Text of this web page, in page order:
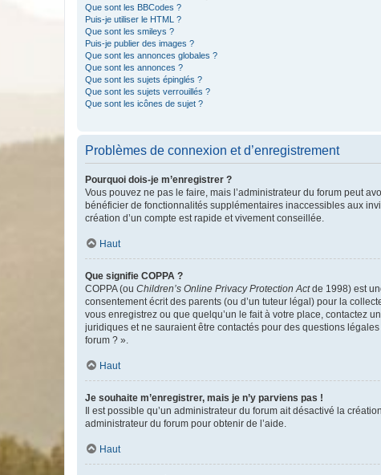
Que sont les BBCodes ?
Puis-je utiliser le HTML ?
Que sont les smileys ?
Puis-je publier des images ?
Que sont les annonces globales ?
Que sont les annonces ?
Que sont les sujets épinglés ?
Que sont les sujets verrouillés ?
Que sont les icônes de sujet ?
Problèmes de connexion et d’enregistrement
Pourquoi dois-je m’enregistrer ?
Vous pouvez ne pas le faire, mais l’administrateur du forum peut
bénéficier de fonctionnalités supplémentaires inaccessibles aux
création d’un compte est rapide et vivement conseillée.
Haut
Que signifie COPPA ?
COPPA (ou Children’s Online Privacy Protection Actde 1998) est
consentement écrit des parents (ou d’un tuteur légal) pour la
vous enregistrez ou que quelqu’un le fait à votre place, contactez
juridiques et ne sauraient être contactés pour des questions
forum ? ».
Haut
Je souhaite m’enregistrer, mais je n’y parviens pas !
Il est possible qu’un administrateur du forum ait désactivé la
administrateur du forum pour obtenir de l’aide.
Haut